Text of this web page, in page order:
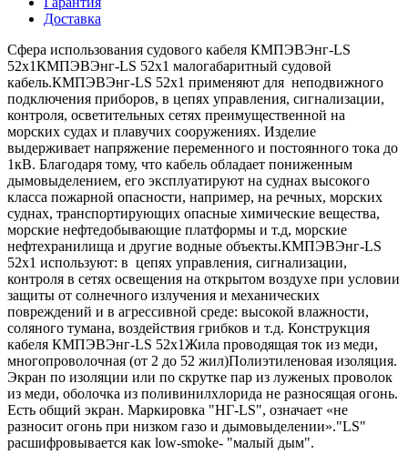
Доставка
Сфера использования судового кабеля КМПЭВЭнг-LS
52х1КМПЭВЭнг-LS 52х1 малогабаритный судовой
кабель.КМПЭВЭнг-LS 52х1 применяют для неподвижного
подключения приборов, в цепях управления, сигнализации,
контроля, осветительных сетях преимущественной на
морских судах и плавучих сооружениях. Изделие
выдерживает напряжение переменного и постоянного тока до
1кВ. Благодаря тому, что кабель обладает пониженным
дымовыделением, его эксплуатируют на суднах высокого
класса пожарной опасности, например, на речных, морских
суднах, транспортирующих опасные химические вещества,
морские нефтедобывающие платформы и т.д, морские
нефтехранилища и другие водные объекты.КМПЭВЭнг-LS
52х1 используют: в цепях управления, сигнализации,
контроля в сетях освещения на открытом воздухе при условии
защиты от солнечного излучения и механических
повреждений и в агрессивной среде: высокой влажности,
соляного тумана, воздействия грибков и т.д. Конструкция
кабеля КМПЭВЭнг-LS 52х1Жила проводящая ток из меди,
многопроволочная (от 2 до 52 жил)Полиэтиленовая изоляция.
Экран по изоляции или по скрутке пар из луженых проволок
из меди, оболочка из поливинилхлорида не разносящая огонь.
Есть общий экран. Маркировка "НГ-LS", означает «не
разносит огонь при низком газо и дымовыделении»."LS"
расшифровывается как low-smoke- "малый дым".